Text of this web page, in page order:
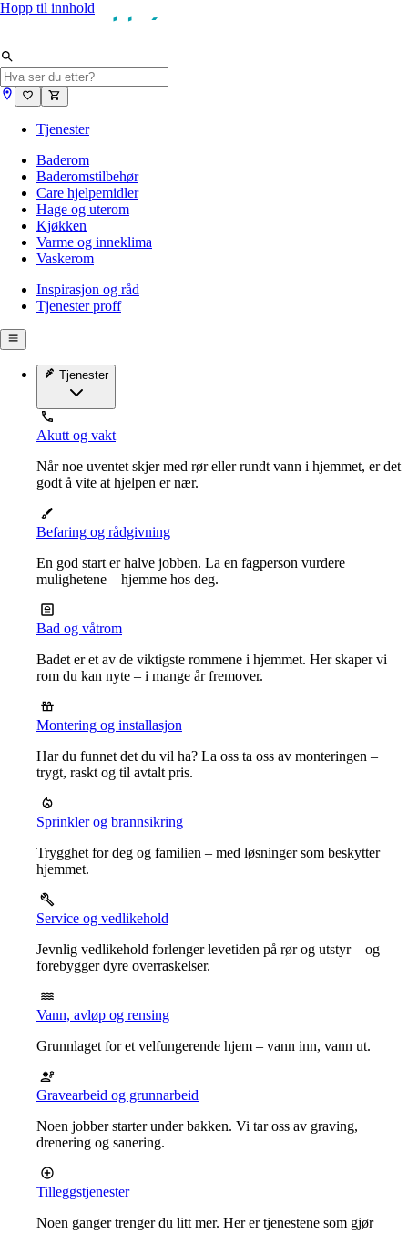
Hopp til innhold
Tjenester
Baderom
Baderomstilbehør
Care hjelpemidler
Hage og uterom
Kjøkken
Varme og inneklima
Vaskerom
Inspirasjon og råd
Tjenester proff
Tjenester
Akutt og vakt
Når noe uventet skjer med rør eller rundt vann i hjemmet, er det
godt å vite at hjelpen er nær.
Befaring og rådgivning
En god start er halve jobben. La en fagperson vurdere
mulighetene – hjemme hos deg.
Bad og våtrom
Badet er et av de viktigste rommene i hjemmet. Her skaper vi
rom du kan nyte – i mange år fremover.
Montering og installasjon
Har du funnet det du vil ha? La oss ta oss av monteringen –
trygt, raskt og til avtalt pris.
Sprinkler og brannsikring
Trygghet for deg og familien – med løsninger som beskytter
hjemmet.
Service og vedlikehold
Jevnlig vedlikehold forlenger levetiden på rør og utstyr – og
forebygger dyre overraskelser.
Vann, avløp og rensing
Grunnlaget for et velfungerende hjem – vann inn, vann ut.
Gravearbeid og grunnarbeid
Noen jobber starter under bakken. Vi tar oss av graving,
drenering og sanering.
Tilleggstjenester
Noen ganger trenger du litt mer. Her er tjenestene som gjør